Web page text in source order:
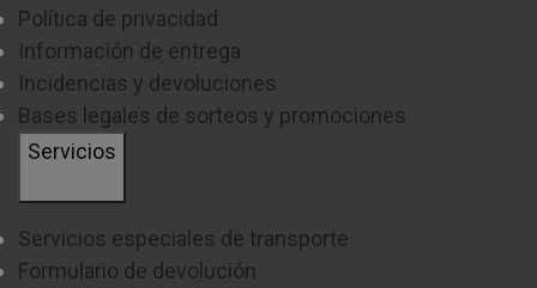
Política de privacidad
Información de entrega
Incidencias y devoluciones
Bases legales de sorteos y promociones
Servicios
Servicios especiales de transporte
Formulario de devolución